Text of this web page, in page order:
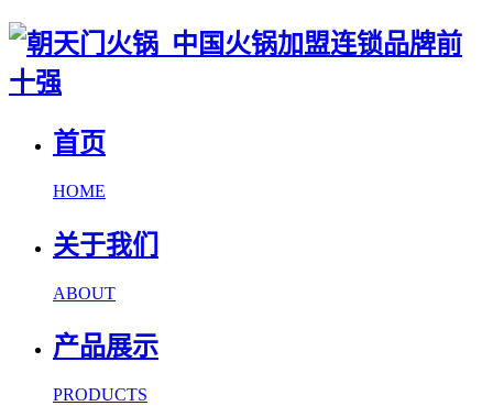
首页
HOME
关于我们
ABOUT
产品展示
PRODUCTS